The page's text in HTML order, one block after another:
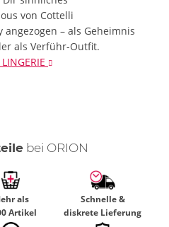
von Cottelli
angezogen – als Geheimnis
als Verführ-Outfit.
bei ORION
als
Artikel
Schnelle &
diskrete Lieferung